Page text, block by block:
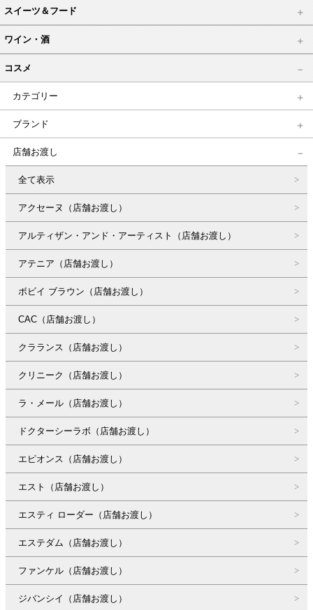
スイーツ＆フード
ワイン・酒
コスメ
カテゴリー
ブランド
店舗お渡し
全て表示
アクセーヌ（店舗お渡し）
アルティザン・アンド・アーティスト（店舗お渡し）
アテニア（店舗お渡し）
ボビイ ブラウン（店舗お渡し）
CAC（店舗お渡し）
クラランス（店舗お渡し）
クリニーク（店舗お渡し）
ラ・メール（店舗お渡し）
ドクターシーラボ（店舗お渡し）
エピオンス（店舗お渡し）
エスト（店舗お渡し）
エスティ ローダー（店舗お渡し）
エステダム（店舗お渡し）
ファンケル（店舗お渡し）
ジバンシイ（店舗お渡し）